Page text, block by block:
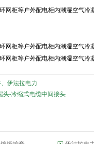
网柜等户外配电柜内潮湿空气冷
网柜等户外配电柜内潮湿空气冷
网柜等户外配电柜内潮湿空气冷
伊法拉电力
头-冷缩式电缆中间接头